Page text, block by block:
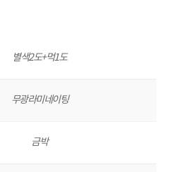
별색2도+먹1도
무광라미네이팅
금박